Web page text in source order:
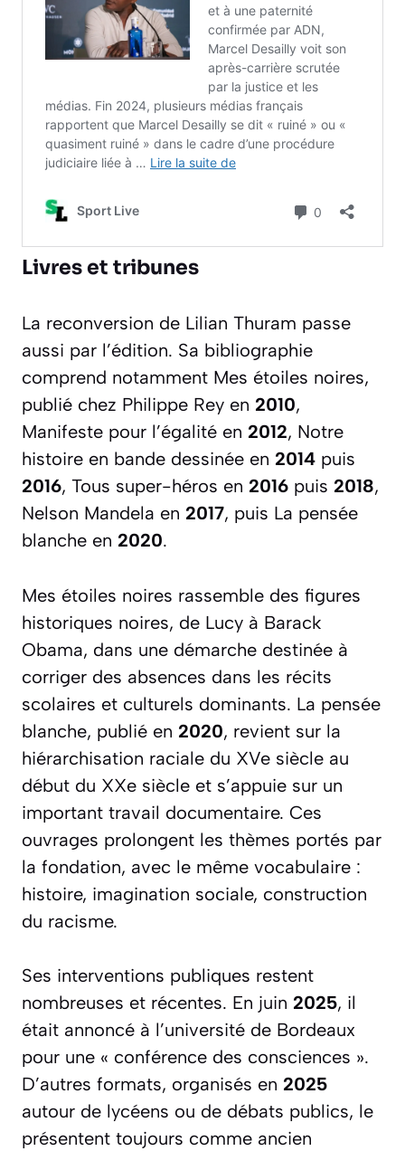
Livres et tribunes
La reconversion de Lilian Thuram passe
aussi par l’édition. Sa bibliographie
comprend notamment Mes étoiles noires,
publié chez Philippe Rey en 2010,
Manifeste pour l’égalité en 2012, Notre
histoire en bande dessinée en 2014 puis
2016, Tous super-héros en 2016 puis 2018,
Nelson Mandela en 2017, puis La pensée
blanche en 2020.
Mes étoiles noires rassemble des figures
historiques noires, de Lucy à Barack
Obama, dans une démarche destinée à
corriger des absences dans les récits
scolaires et culturels dominants. La pensée
blanche, publié en 2020, revient sur la
hiérarchisation raciale du XVe siècle au
début du XXe siècle et s’appuie sur un
important travail documentaire. Ces
ouvrages prolongent les thèmes portés par
la fondation, avec le même vocabulaire :
histoire, imagination sociale, construction
du racisme.
Ses interventions publiques restent
nombreuses et récentes. En juin 2025, il
était annoncé à l’université de Bordeaux
pour une « conférence des consciences ».
D’autres formats, organisés en 2025
autour de lycéens ou de débats publics, le
présentent toujours comme ancien